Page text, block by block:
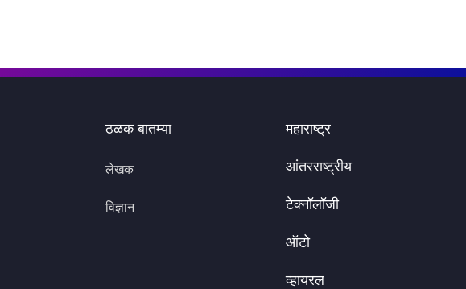
ठळक बातम्या
लेखक
विज्ञान
महाराष्ट्र
आंतरराष्ट्रीय
टेक्नॉलॉजी
ऑटो
व्हायरल